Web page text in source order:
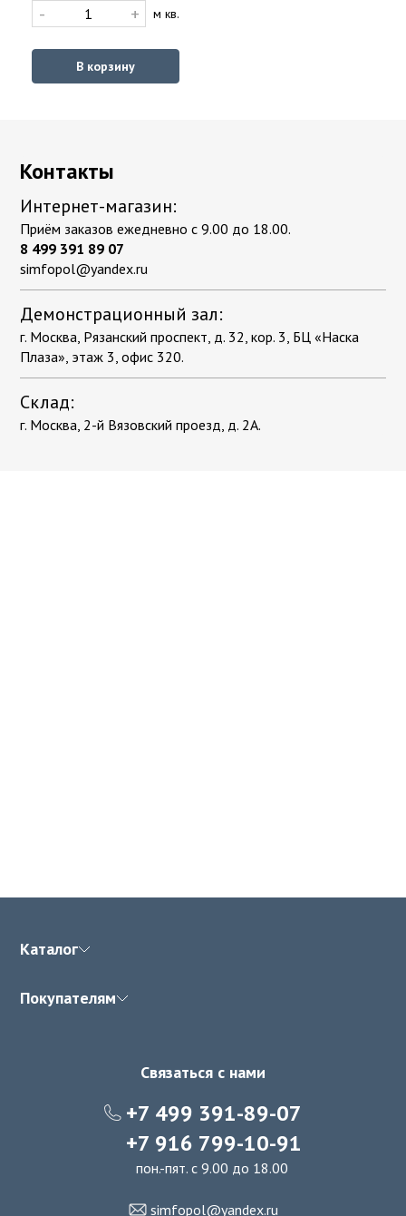
- + м кв.
В корзину
Контакты
Интернет-магазин:
Приём заказов ежедневно с 9.00 до 18.00.
8 499 391 89 07
simfopol@yandex.ru
Демонстрационный зал:
г. Москва, Рязанский проспект, д. 32, кор. 3, БЦ «Наска
Плаза», этаж 3, офис 320.
Склад:
г. Москва, 2-й Вязовский проезд, д. 2А.
Каталог
Покупателям
Связаться с нами
+7 499 391-89-07
+7 916 799-10-91
пон.-пят. с 9.00 до 18.00
simfopol@yandex.ru